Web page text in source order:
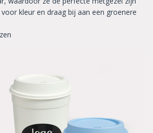
kleur en draag bij aan een groenere